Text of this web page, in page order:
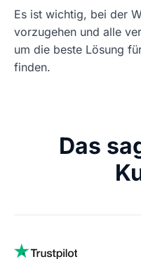
Es ist wichtig, bei der
vorzugehen und alle
um die beste Lösung
finden.
Das